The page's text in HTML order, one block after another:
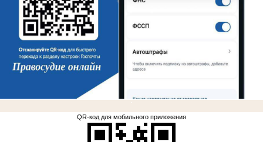
.
QR-код для мобильного приложения